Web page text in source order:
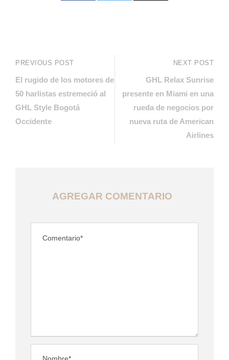
PREVIOUS POST
El rugido de los motores de
50 harlistas estremeció al
GHL Style Bogotá
Occidente
NEXT POST
GHL Relax Sunrise
presente en Miami en una
rueda de negocios por
nueva ruta de American
Airlines
AGREGAR COMENTARIO